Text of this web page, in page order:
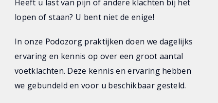
Heeft u last van pijn of andere klachten bij het
lopen of staan? U bent niet de enige!
In onze Podozorg praktijken doen we dagelijks
ervaring en kennis op over een groot aantal
voetklachten. Deze kennis en ervaring hebben
we gebundeld en voor u beschikbaar gesteld.